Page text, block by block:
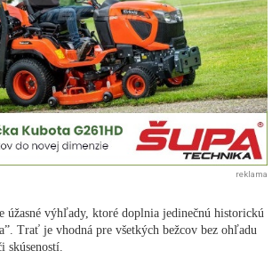
reklama
úžasné výhľady, ktoré doplnia jedinečnú historickú
Trať je vhodná pre všetkých bežcov bez ohľadu
skúseností.